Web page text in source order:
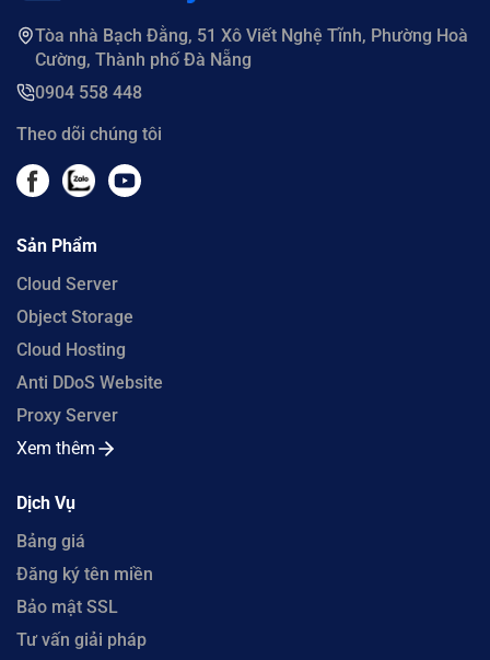
Tòa nhà Bạch Đằng, 51 Xô Viết Nghệ Tĩnh, Phường Hoà
Cường, Thành phố Đà Nẵng
0904 558 448
Theo dõi chúng tôi
Sản Phẩm
Cloud Server
Object Storage
Cloud Hosting
Anti DDoS Website
Proxy Server
Xem thêm
Dịch Vụ
Bảng giá
Đăng ký tên miền
Bảo mật SSL
Tư vấn giải pháp